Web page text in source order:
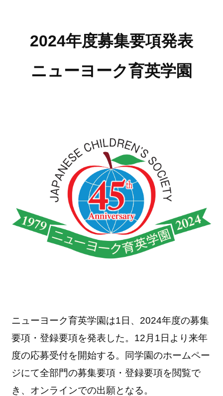
2024年度募集要項発表
ニューヨーク育英学園
ニューヨーク育英学園は1日、2024年度の募集
要項・登録要項を発表した。12月1日より来年
度の応募受付を開始する。同学園のホームペー
ジにて全部門の募集要項・登録要項を閲覧で
き、オンラインでの出願となる。